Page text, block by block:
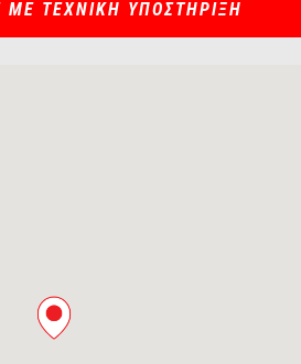
ΜΕ ΤΕΧΝΙΚΗ ΥΠΟΣΤΗΡΙΞΗ